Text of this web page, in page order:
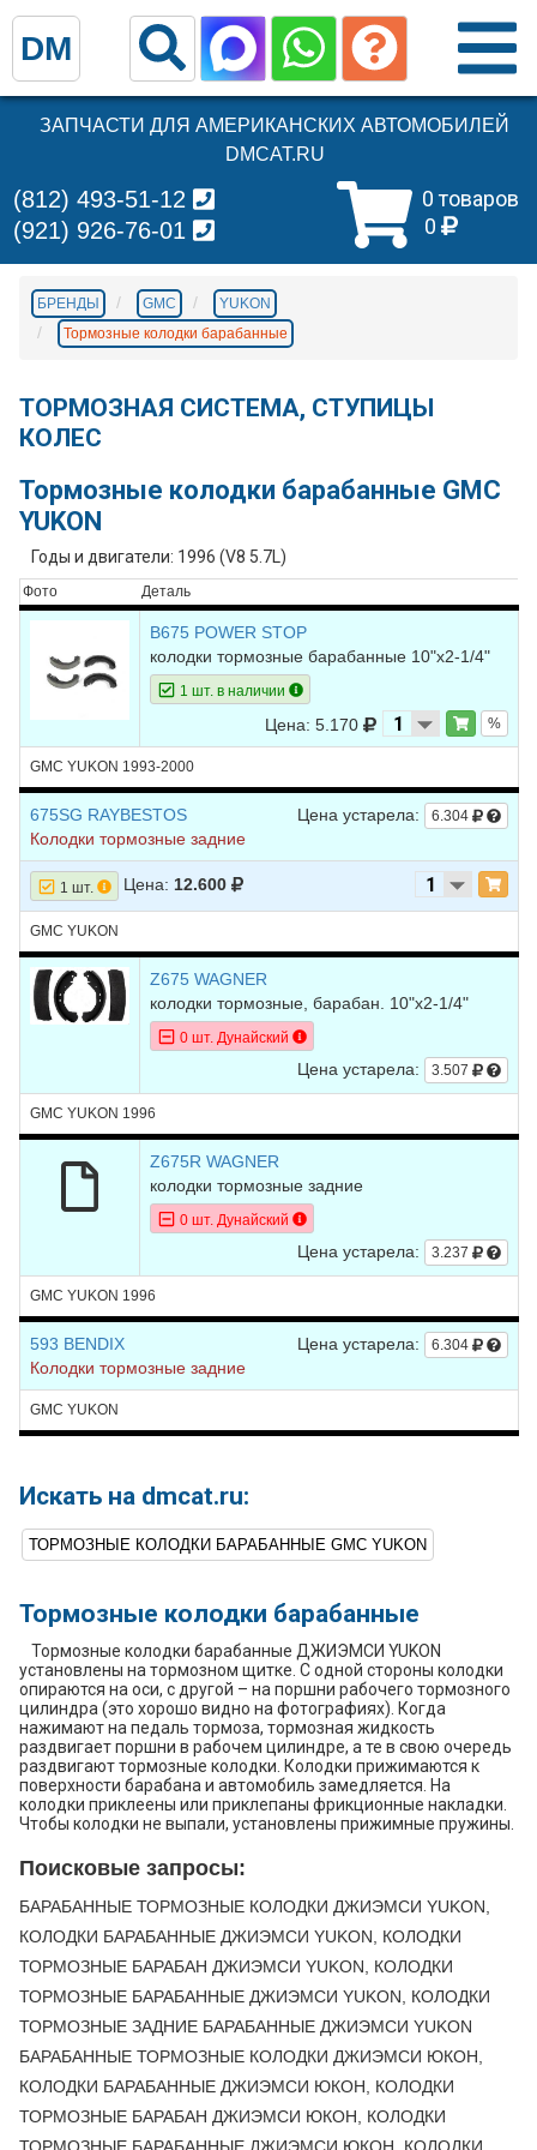
ЗАПЧАСТИ ДЛЯ АМЕРИКАНСКИХ АВТОМОБИЛЕЙ
DMCAT.RU
0 товаров
0
(812) 493-51-12
(921) 926-76-01
БРЕНДЫ GMC
YUKON
Тормозные колодки барабанные
ТОРМОЗНАЯ СИСТЕМА, СТУПИЦЫ
КОЛЕС
Тормозные колодки барабанные GMC
YUKON
Годы и двигатели: 1996 (V8 5.7L)
Фото Деталь
B675 POWER STOP
колодки тормозные барабанные 10"x2-1/4"
1 шт. в наличии
Цена: 5.170 %
GMC YUKON 1993-2000
Цена устарела: 6.304
675SG RAYBESTOS
Колодки тормозные задние
1 шт. Цена: 12.600
GMC YUKON
Z675 WAGNER
колодки тормозные, барабан. 10"x2-1/4"
0 шт. Дунайский
Цена устарела: 3.507
GMC YUKON 1996
Z675R WAGNER
колодки тормозные задние
0 шт. Дунайский
Цена устарела: 3.237
GMC YUKON 1996
Цена устарела: 6.304
593 BENDIX
Колодки тормозные задние
GMC YUKON
Искать на dmcat.ru:
ТОРМОЗНЫЕ КОЛОДКИ БАРАБАННЫЕ GMC YUKON
Тормозные колодки барабанные
Тормозные колодки барабанные ДЖИЭМСИ YUKON
установлены на тормозном щитке. С одной стороны колодки
опираются на оси, с другой – на поршни рабочего тормозного
цилиндра (это хорошо видно на фотографиях). Когда
нажимают на педаль тормоза, тормозная жидкость
раздвигает поршни в рабочем цилиндре, а те в свою очередь
раздвигают тормозные колодки. Колодки прижимаются к
поверхности барабана и автомобиль замедляется. На
колодки приклеены или приклепаны фрикционные накладки.
Чтобы колодки не выпали, установлены прижимные пружины.
Поисковые запросы:
БАРАБАННЫЕ ТОРМОЗНЫЕ КОЛОДКИ ДЖИЭМСИ YUKON,
КОЛОДКИ БАРАБАННЫЕ ДЖИЭМСИ YUKON, КОЛОДКИ
ТОРМОЗНЫЕ БАРАБАН ДЖИЭМСИ YUKON, КОЛОДКИ
ТОРМОЗНЫЕ БАРАБАННЫЕ ДЖИЭМСИ YUKON, КОЛОДКИ
ТОРМОЗНЫЕ ЗАДНИЕ БАРАБАННЫЕ ДЖИЭМСИ YUKON
БАРАБАННЫЕ ТОРМОЗНЫЕ КОЛОДКИ ДЖИЭМСИ ЮКОН,
КОЛОДКИ БАРАБАННЫЕ ДЖИЭМСИ ЮКОН, КОЛОДКИ
ТОРМОЗНЫЕ БАРАБАН ДЖИЭМСИ ЮКОН, КОЛОДКИ
DM